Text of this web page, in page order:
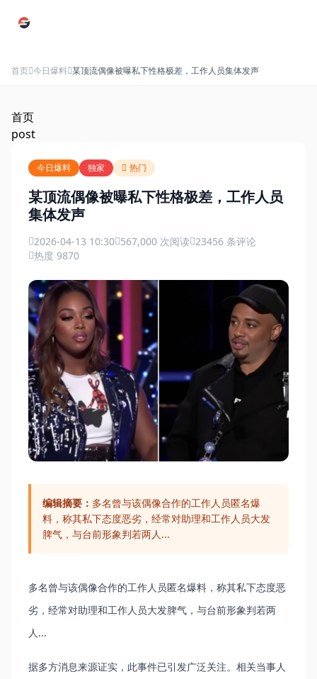
首页 今日爆料 某顶流偶像被曝私下性格极差，工作人员集体发声
首页
post
今日爆料 独家 热门
某顶流偶像被曝私下性格极差，工作人员
集体发声
2026-04-13 10:30 567,000 次阅读 23456 条评论
热度 9870
编辑摘要： 多名曾与该偶像合作的工作人员匿名爆
料，称其私下态度恶劣，经常对助理和工作人员大发
脾气，与台前形象判若两人...
多名曾与该偶像合作的工作人员匿名爆料，称其私下态度恶
劣，经常对助理和工作人员大发脾气，与台前形象判若两
人...
据多方消息来源证实，此事件已引发广泛关注。相关当事人